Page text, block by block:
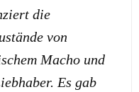
die
von
Macho und
Es gab